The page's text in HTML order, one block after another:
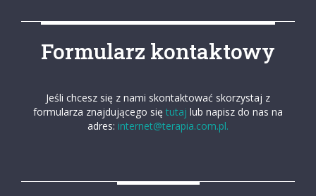
Formularz kontaktowy
Jeśli chcesz się z nami skontaktować skorzystaj z
formularza znajdującego się tutaj lub napisz do nas na
adres: internet@terapia.com.pl.